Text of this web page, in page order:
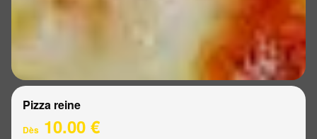
Pizza reine
Dès 10.00 €